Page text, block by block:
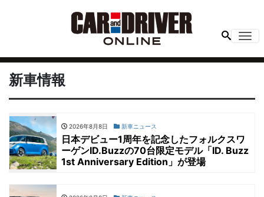
新車情報
2026年8月8日 新車ニュース
日本デビュー1周年を記念したフォルクスワ
ーゲンID.Buzzの70台限定モデル「ID. Buzz
1st Anniversary Edition」が登場